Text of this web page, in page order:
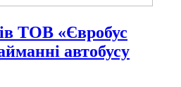
ТОВ «Євробус
автобусу